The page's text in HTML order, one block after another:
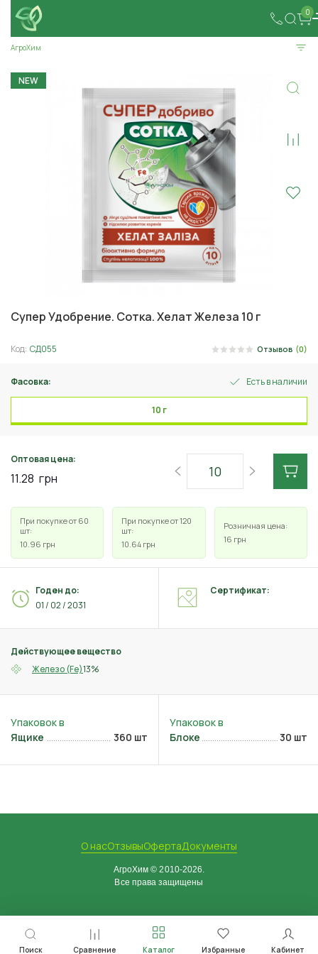
0
Поиск Сравнение Каталог Избранные Кабинет
АгроХим
NEW
Супер Удобрение. Сотка. Хелат Железа 10 г
Код: СД055 Отзывов (0)
Фасовка: Есть в наличии
10 г
Оптовая цена:
11.28 грн
При покупке от 60
шт:
10.96 грн
При покупке от 120
шт:
10.64 грн
Розничная цена:
16 грн
Действующее вещество
Железо (Fe)13%
Годен до:
01 / 02 / 2031
Сертификат:
Ящике 360 шт Блоке 30 шт
О насОтзывыОфертаДокументы
АгроХим © 2010-2026.
Все права защищены